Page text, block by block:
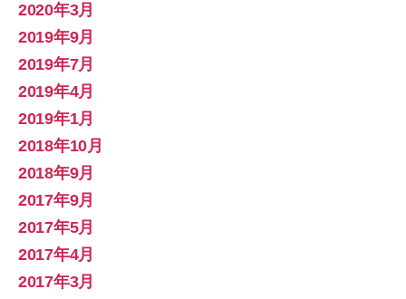
2020年3月
2019年9月
2019年7月
2019年4月
2019年1月
2018年10月
2018年9月
2017年9月
2017年5月
2017年4月
2017年3月